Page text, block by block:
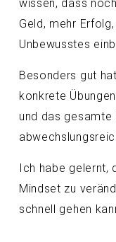
wissen, dass
Geld, mehr
Unbewusstes
Besonders gut
konkrete
und das gesamte
Ich habe gelernt,
Mindset zu
schnell gehen